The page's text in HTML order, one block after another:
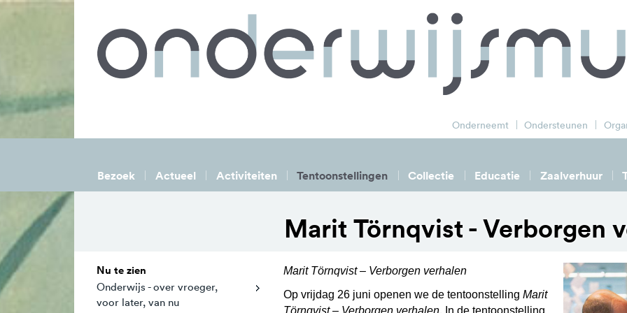
Onderneemt Ondersteunen
Bezoek Actueel Activiteiten Tentoonstellingen Collectie Educatie Zaalverhuur
Marit Törnqvist - Verborgen
Nu te zien
Onderwijs - over vroeger,
voor later, van nu
Marit Törnqvist – Verborgen verhalen
Op vrijdag 26 juni openen we de tentoonstelling Marit
Törnqvist – Verborgen verhalen. In de tentoonstelling